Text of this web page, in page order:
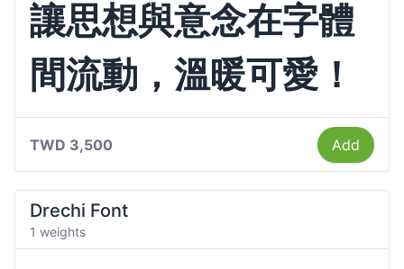
讓思想與意念在字體
間流動，溫暖可愛！
TWD 3,500 Add
Drechi Font
1 weights